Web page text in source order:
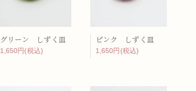
グリーン しずく皿
1,650円(税込)
ピンク しずく皿
1,650円(税込)